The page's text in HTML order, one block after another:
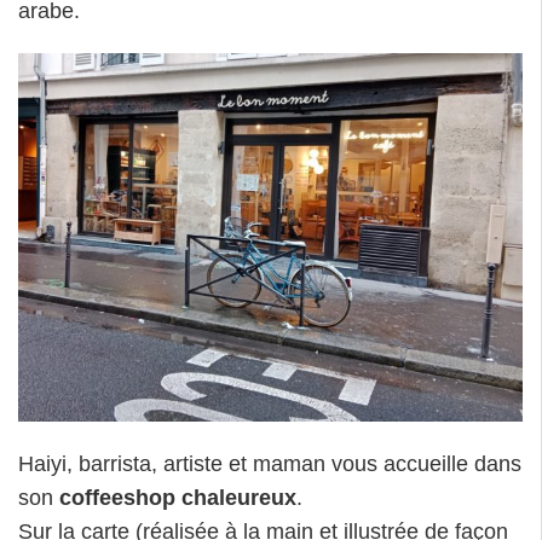
arabe.
Haiyi, barrista, artiste et maman vous accueille dans
son coffeeshop chaleureux.
Sur la carte (réalisée à la main et illustrée de façon